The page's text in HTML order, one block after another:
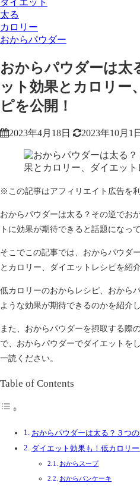
ダイエット
太る
カロリー
おからパウダー
おからパウダーは太
ット効果とカロリー
ピを公開！
2023年4月18日 2023年10月1日
※この記事はアフィリエイト広告を
おからパウダーは太る？その逆でお
トに効果が期待できると話題になっ
そこでこの記事では、 おからパウダ
とカロリー、ダイエットレシピを紹介
低カロリーのおからレシピ、おから
ような効果が期待できるのかを紹介し
また、おからパウダーを摂取する際
で、おからパウダーでダイエットを
一読ください。
Table of Contents
おからパウダーは太る？３つ
ダイエット効果も！低カロリ
おからスープ
おからパンケーキ